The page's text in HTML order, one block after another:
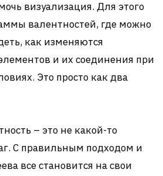
визуализация. Для этого
валентностей, где можно
как изменяются
и их соединения при
Это просто как два
– это не какой-то
С правильным подходом и
все становится на свои